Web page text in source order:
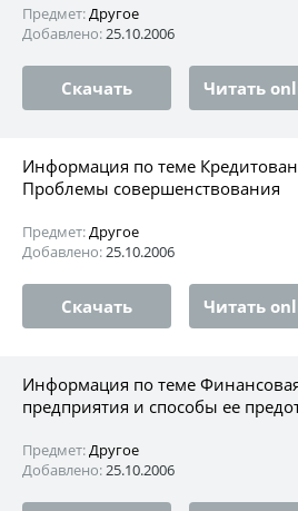
Предмет:Другое
Добавлено:25.10.2006
Скачать Читать
Информация по теме
Проблемы совершенствования
Предмет:Другое
Добавлено:25.10.2006
Скачать Читать
Информация по теме Финансовая
предприятия и способы ее
Предмет:Другое
Добавлено:25.10.2006